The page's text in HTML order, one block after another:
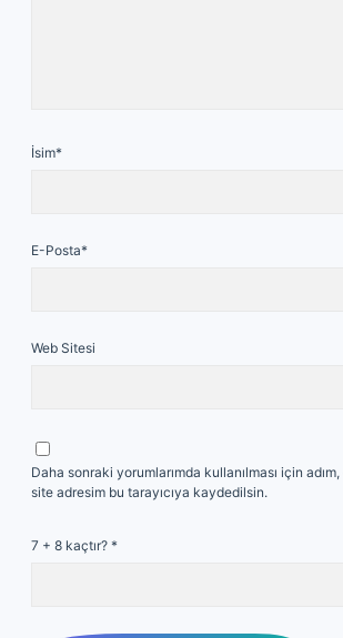
İsim*
E-Posta*
Web Sitesi
Daha sonraki yorumlarımda kullanılması için
site adresim bu tarayıcıya kaydedilsin.
7 + 8 kaçtır? *